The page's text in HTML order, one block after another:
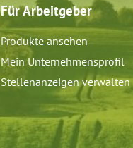
Für Arbeitgeber
Produkte ansehen
Mein Unternehmensprofil
Stellenanzeigen verwalten